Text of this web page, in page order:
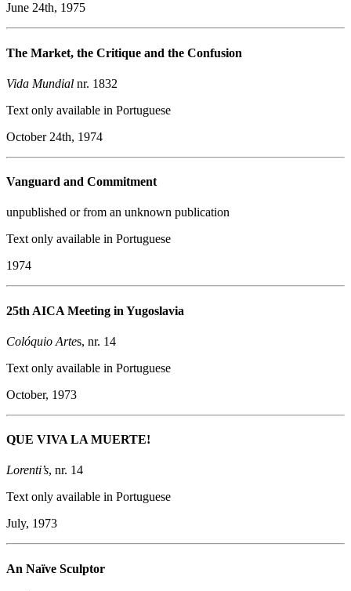
June 24th, 1975
The Market, the Critique and the Confusion
Vida Mundial nr. 1832
Text only available in Portuguese
October 24th, 1974
Vanguard and Commitment
unpublished or from an unknown publication
Text only available in Portuguese
1974
25th AICA Meeting in Yugoslavia
Colóquio Artes, nr. 14
Text only available in Portuguese
October, 1973
QUE VIVA LA MUERTE!
Lorenti’s, nr. 14
Text only available in Portuguese
July, 1973
An Naïve Sculptor